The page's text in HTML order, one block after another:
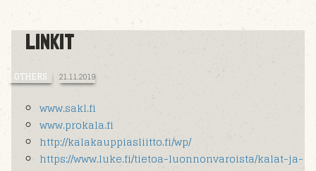
LINKIT
OTHERS 21.11.2019
www.sakl.fi
www.prokala.fi
http://kalakauppiasliitto.fi/wp/
https://www.luke.fi/tietoa-luonnonvaroista/kalat-ja-